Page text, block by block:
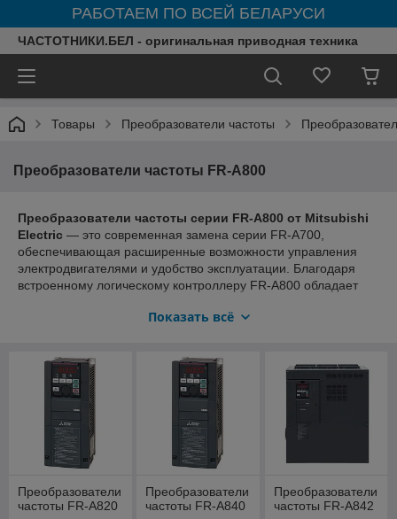
РАБОТАЕМ ПО ВСЕЙ БЕЛАРУСИ
ЧАСТОТНИКИ.БЕЛ - оригинальная приводная техника
Товары Преобразователи частоты
Преобразователи частоты FR-A800
Преобразователи частоты серии FR-A800 от Mitsubishi
Electric — это современная замена серии FR-A700,
обеспечивающая расширенные возможности управления
электродвигателями и удобство эксплуатации. Благодаря
встроенному логическому контроллеру FR-A800 обладает
расширенными коммуникационными возможностями.
Подключение и программирование через USB, а
также встроенный ПЛК для гибкого управления.
Поддержка абсолютного энкодера для точного
контроля положения.
Простое интегрирование с панелями оператора
GOT2000 и сетями CC-Link IE Field, CC-Link, Profibus
Расширенный диапазон рабочих частот до 600 Гц
Показать всё
Преобразователи
частоты FR-A820
Преобразователи
частоты FR-A840
Преобразователи
частоты FR-A842